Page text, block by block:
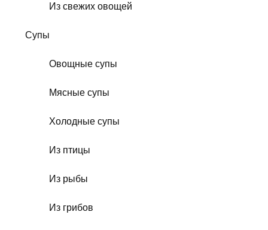
Из свежих овощей
Супы
Овощные супы
Мясные супы
Холодные супы
Из птицы
Из рыбы
Из грибов